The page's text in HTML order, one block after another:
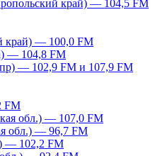
край) — 104,5 FM
край) — 100,0 FM
— 104,8 FM
— 102,9 FM и 107,9 FM
FM
обл.) — 107,0 FM
обл.) — 96,7 FM
— 102,2 FM